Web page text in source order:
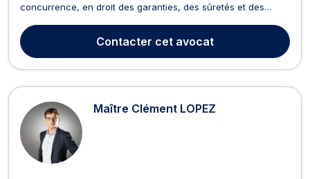
concurrence, en droit des garanties, des sûretés et des
par ailleurs une expertise en matière de difficultés
d'entreprises, elle intervient et vous conseille en matièr...
Contacter cet avocat
Maître Clément LOPEZ